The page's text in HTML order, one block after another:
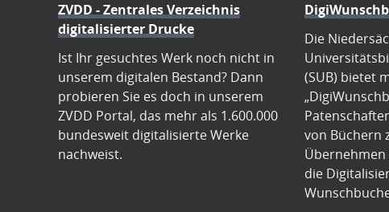
ZVDD - Zentrales Verzeichnis
digitalisierter Drucke
Ist Ihr gesuchtes Werk noch nicht in
unserem digitalen Bestand? Dann
probieren Sie es doch in unserem
ZVDD Portal, das mehr als 1.600.000
bundesweit digitalisierte Werke
nachweist.
Die
(SUB) bietet
von Büchern
Übernehmen
die